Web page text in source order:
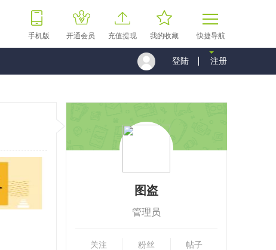
快捷导航
我的收藏
充值提现
开通会员
手机版
登陆 注册
图盗
管理员
关注 粉丝 帖子